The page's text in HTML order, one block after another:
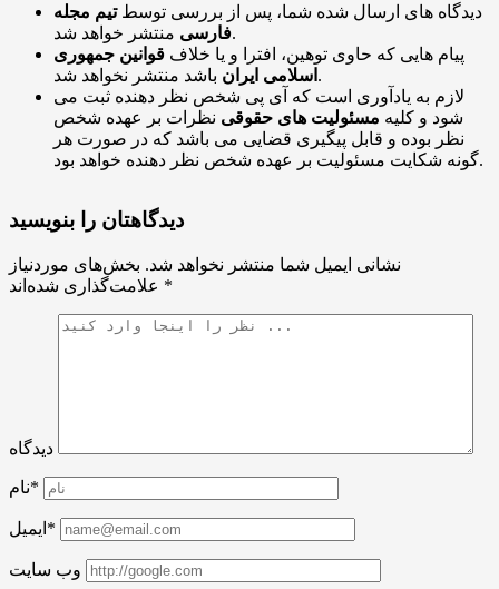
دیدگاه های ارسال شده شما، پس از بررسی توسطتیم مجله
فارسیمنتشر خواهد شد.
پیام هایی که حاوی توهین، افترا و یا خلاف قوانین جمهوری
اسلامی ایران باشد منتشر نخواهد شد.
لازم به یادآوری است که آی پی شخص نظر دهنده ثبت می
شود و کلیه مسئولیت های حقوقی نظرات بر عهده شخص
نظر بوده و قابل پیگیری قضایی می باشد که در صورت هر
گونه شکایت مسئولیت بر عهده شخص نظر دهنده خواهد بود.
دیدگاهتان را بنویسید
نشانی ایمیل شما منتشر نخواهد شد. بخش‌های موردنیاز
*
دیدگاه
نام*
ایمیل*
وب سایت